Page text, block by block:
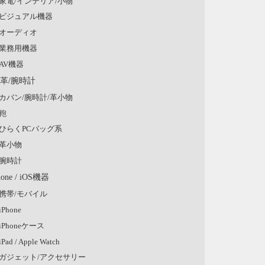
ジュアル機器
ーディオ
務用機器
機器
/腕時計
バン/腕時計/革小物
らくPCバッグ系
小物
時計
/ iOS機器
帯/モバイル
ケース
/ Apple Watch
ジェット/アクセサリー